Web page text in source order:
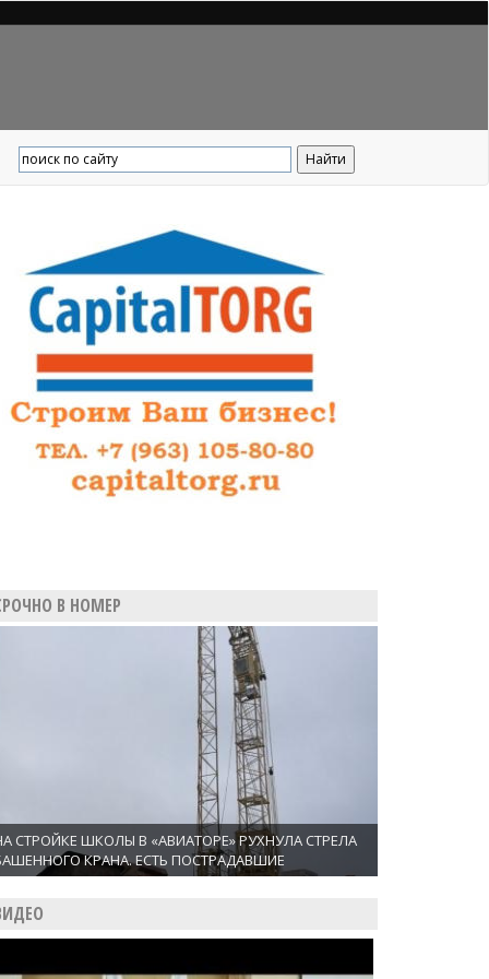
В НОМЕР
СТРОЙКЕ ШКОЛЫ В «АВИАТОРЕ» РУХНУЛА СТРЕЛА
КРАНА. ЕСТЬ ПОСТРАДАВШИЕ